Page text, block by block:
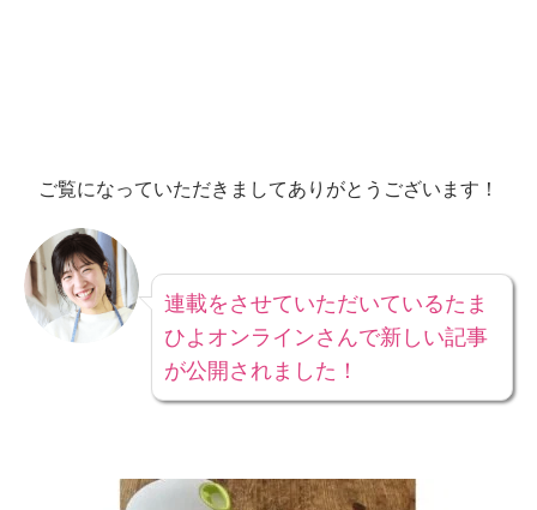
ご覧になっていただきましてありがとうございます！
連載をさせていただいているたま
ひよオンラインさんで新しい記事
が公開されました！